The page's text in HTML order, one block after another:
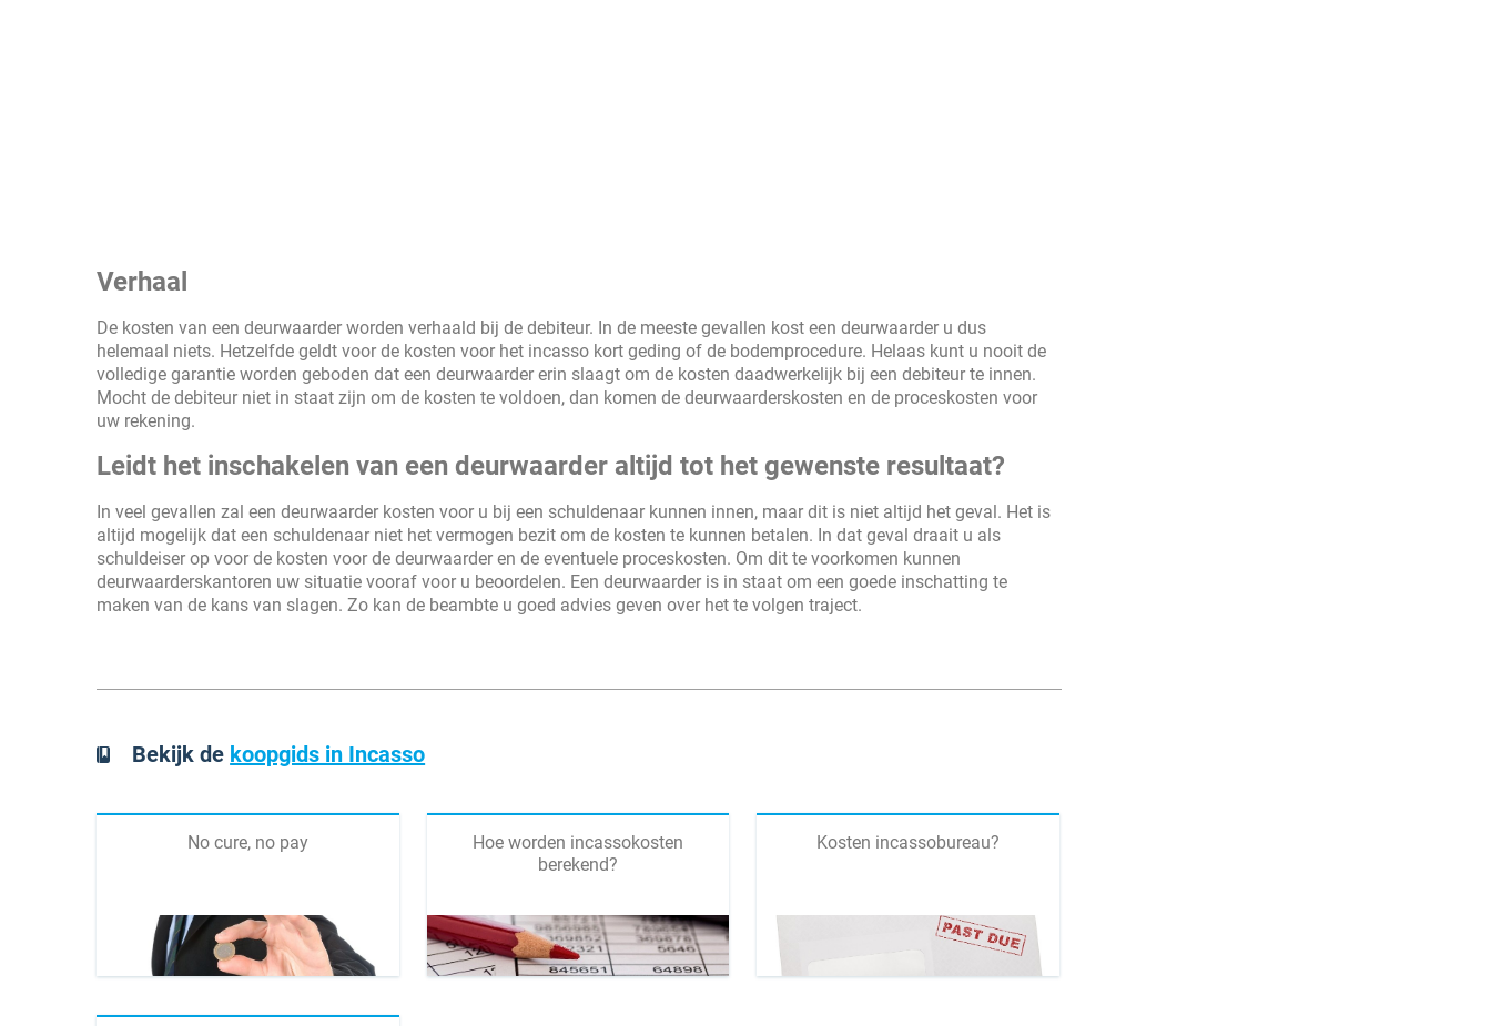
Verhaal
De kosten van een deurwaarder worden verhaald bij de debiteur. In de meeste gevallen kost een deurwaarder u dus
helemaal niets. Hetzelfde geldt voor de kosten voor het incasso kort geding of de bodemprocedure. Helaas kunt u nooit de
volledige garantie worden geboden dat een deurwaarder erin slaagt om de kosten daadwerkelijk bij een debiteur te innen.
Mocht de debiteur niet in staat zijn om de kosten te voldoen, dan komen de deurwaarderskosten en de proceskosten voor
uw rekening.
Leidt het inschakelen van een deurwaarder altijd tot het gewenste resultaat?
In veel gevallen zal een deurwaarder kosten voor u bij een schuldenaar kunnen innen, maar dit is niet altijd het geval. Het is
altijd mogelijk dat een schuldenaar niet het vermogen bezit om de kosten te kunnen betalen. In dat geval draait u als
schuldeiser op voor de kosten voor de deurwaarder en de eventuele proceskosten. Om dit te voorkomen kunnen
deurwaarderskantoren uw situatie vooraf voor u beoordelen. Een deurwaarder is in staat om een goede inschatting te
maken van de kans van slagen. Zo kan de beambte u goed advies geven over het te volgen traject.
Bekijk de koopgids in Incasso
No cure, no pay
Hoe worden incassokosten
berekend?
Kosten incassobureau?